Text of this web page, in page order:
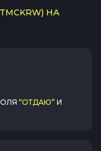
НА
“ОТДАЮ” И